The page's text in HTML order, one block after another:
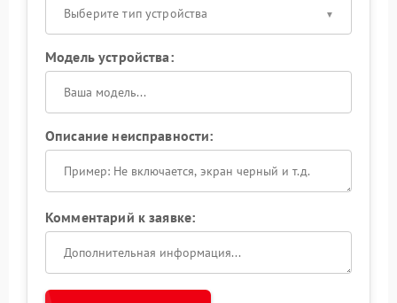
Выберите тип устройства
Модель устройства:
Описание неисправности:
Комментарий к заявке: